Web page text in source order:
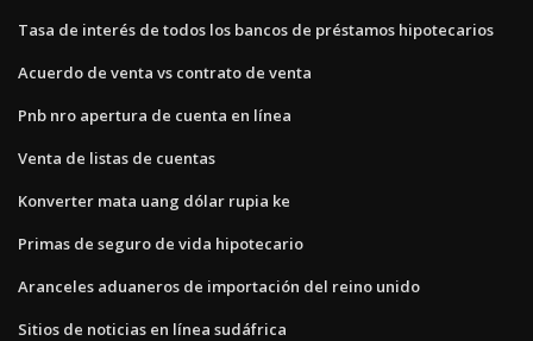
Tasa de interés de todos los bancos de préstamos hipotecarios
Acuerdo de venta vs contrato de venta
Pnb nro apertura de cuenta en línea
Venta de listas de cuentas
Konverter mata uang dólar rupia ke
Primas de seguro de vida hipotecario
Aranceles aduaneros de importación del reino unido
Sitios de noticias en línea sudáfrica